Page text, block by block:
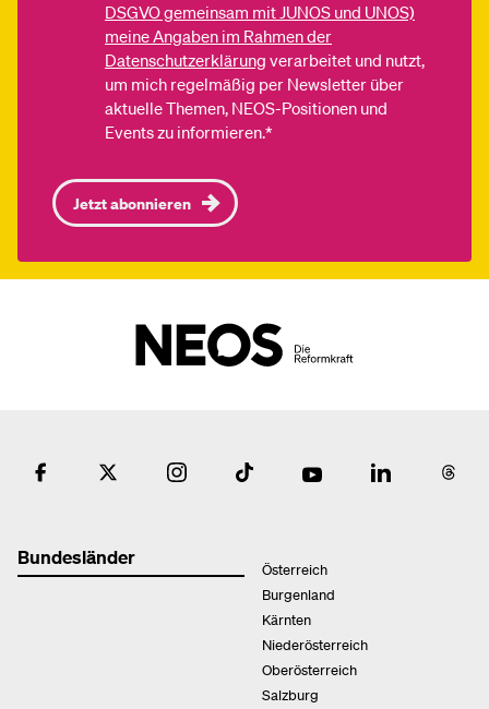
DSGVO gemeinsam mit JUNOS und UNOS)
meine Angaben im Rahmen der
Datenschutzerklärung verarbeitet und nutzt,
um mich regelmäßig per Newsletter über
aktuelle Themen, NEOS-Positionen und
Events zu informieren.*
Jetzt abonnieren
Bundesländer
Österreich
Burgenland
Kärnten
Niederösterreich
Oberösterreich
Salzburg